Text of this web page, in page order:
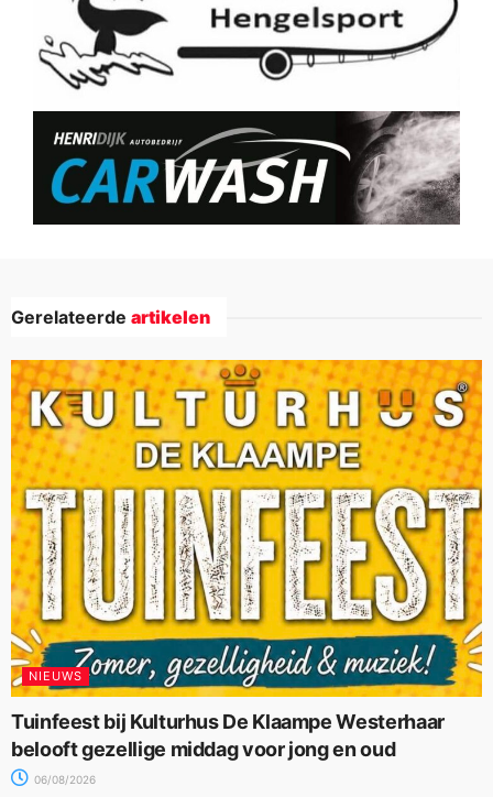
Gerelateerde artikelen
NIEUWS
Tuinfeest bij Kulturhus De Klaampe Westerhaar
belooft gezellige middag voor jong en oud
06/08/2026